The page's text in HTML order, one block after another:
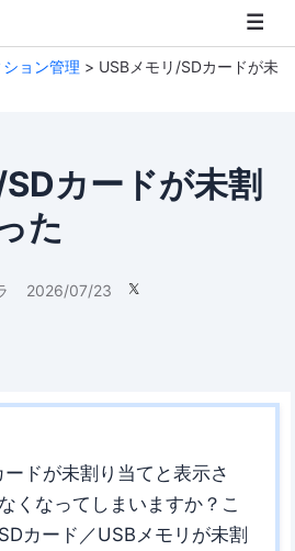
ョン管理 > USBメモリ/SDカードが未
カードが未割
た
2026/07/23 
ドが未割り当てと表示さ
くなってしまいますか？こ
カード／USBメモリが未割